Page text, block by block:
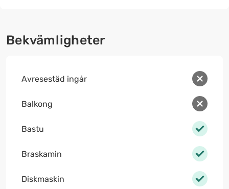
Bekvämligheter
Avresestäd ingår
Balkong
Bastu
Braskamin
Diskmaskin